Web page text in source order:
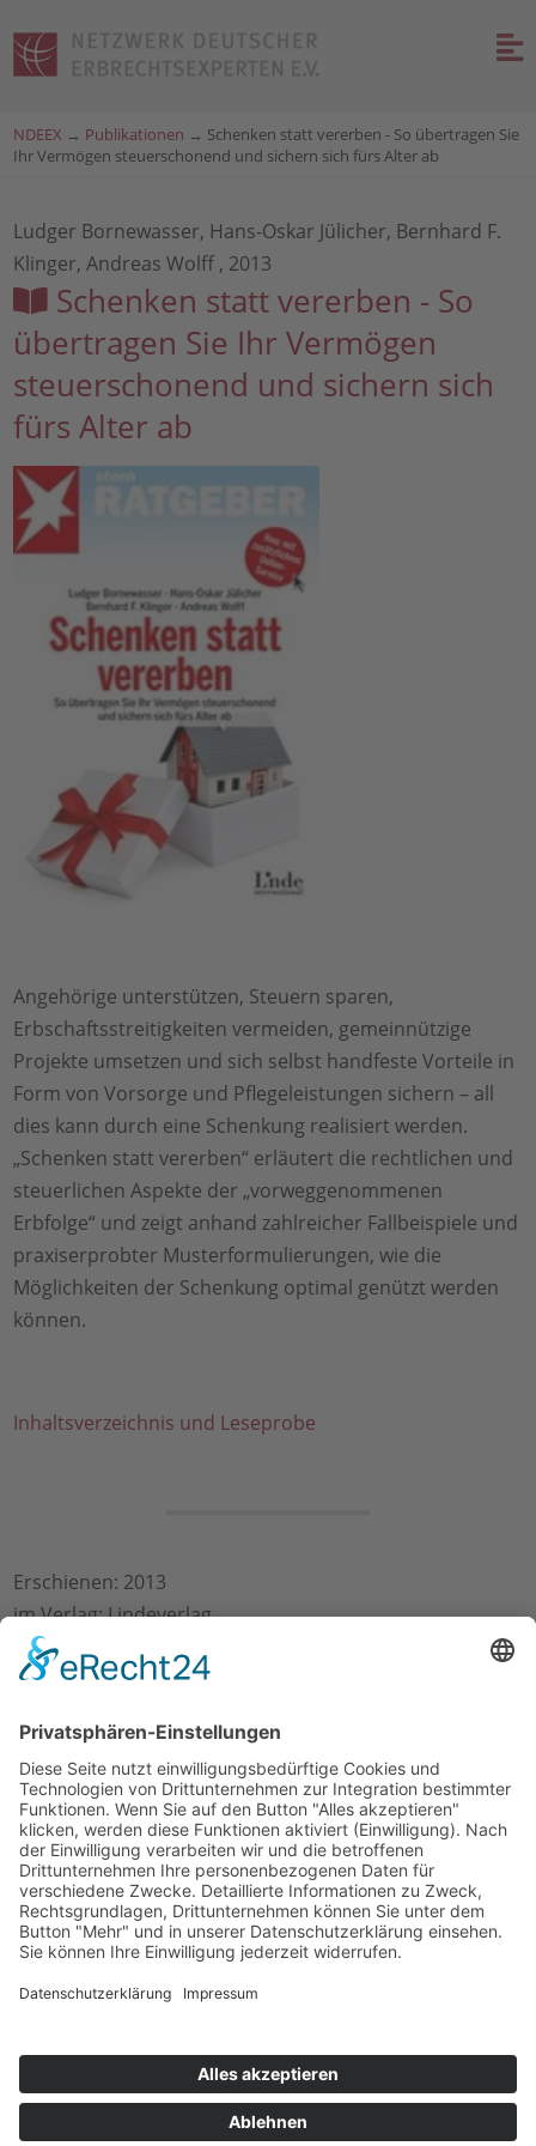
NDEEX → Publikationen → Schenken statt vererben - So übertragen Sie
Ihr Vermögen steuerschonend und sichern sich fürs Alter ab
Ludger Bornewasser, Hans-Oskar Jülicher, Bernhard F.
Klinger, Andreas Wolff , 2013
Schenken statt vererben - So
übertragen Sie Ihr Vermögen
steuerschonend und sichern sich
fürs Alter ab
Angehörige unterstützen, Steuern sparen,
Erbschaftsstreitigkeiten vermeiden, gemeinnützige
Projekte umsetzen und sich selbst handfeste Vorteile in
Form von Vorsorge und Pflegeleistungen sichern – all
dies kann durch eine Schenkung realisiert werden.
„Schenken statt vererben“ erläutert die rechtlichen und
steuerlichen Aspekte der „vorweggenommenen
Erbfolge“ und zeigt anhand zahlreicher Fallbeispiele und
praxiserprobter Musterformulierungen, wie die
Möglichkeiten der Schenkung optimal genützt werden
können.
Inhaltsverzeichnis und Leseprobe
Erschienen: 2013
im Verlag: Lindeverlag
zum Preis von: 9.90 €
Buch bestellen:[ WEBSITE DES VERLAGES ]
Impressum|Datenschutzerklärung|Checkliste
Todesfall
Netzwerk Deutscher Erbrechtsexperten e.V.
Fachanwälte für Erbrecht
Alle Rechte vorbehalten.